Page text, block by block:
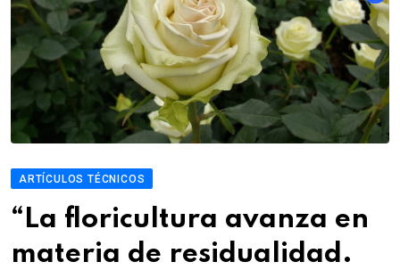
ARTÍCULOS TÉCNICOS
“La floricultura avanza en
materia de residualidad.